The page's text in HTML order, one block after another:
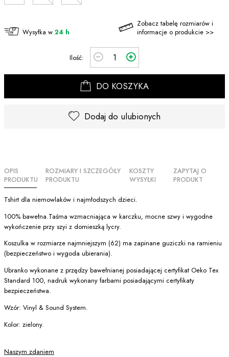
Wysyłka w 24 h
Zobacz tabelę rozmiarów i
informacje o produkcie >>
Ilość:
DO KOSZYKA
Dodaj do ulubionych
OPIS
PRODUKTU
ROZMIARY I SZCZEGÓŁY
PRODUKTU
KOSZTY
WYSYŁKI
ZAPYTAJ O
PRODUKT
Tshirt dla niemowlaków i najmłodszych dzieci.
100% bawełna.Taśma wzmacniająca w karczku, mocne szwy i wygodne
wykończenie przy szyi z domieszką lycry.
Koszulka w rozmiarze najmniejszym (62) ma zapinane guziczki na ramieniu
(bezpieczeństwo i wygoda ubierania).
Ubranko wykonane z przędzy bawełnianej posiadającej certyfikat Oeko Tex
Standard 100, nadruk wykonany farbami posiadającymi certyfikaty
bezpieczeństwa.
Wzór: Vinyl & Sound System.
Kolor: zielony.
Naszym zdaniem